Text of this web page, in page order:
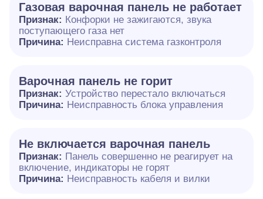
Газовая варочная панель не работает
Признак: Конфорки не зажигаются, звука
поступающего газа нет
Причина: Неисправна система газконтроля
Варочная панель не горит
Признак: Устройство перестало включаться
Причина: Неисправность блока управления
Не включается варочная панель
Признак: Панель совершенно не реагирует на
включение, индикаторы не горят
Причина: Неисправность кабеля и вилки